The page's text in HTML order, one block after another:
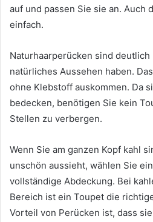
auf und passen Sie sie an. Auch
einfach.
Naturhaarperücken sind deutlich
natürliches Aussehen haben.
ohne Klebstoff auskommen. Da
bedecken, benötigen Sie kein
Stellen zu verbergen.
Wenn Sie am ganzen Kopf kahl
unschön aussieht, wählen Sie
vollständige Abdeckung. Bei
Bereich ist ein Toupet die
Vorteil von Perücken ist, dass